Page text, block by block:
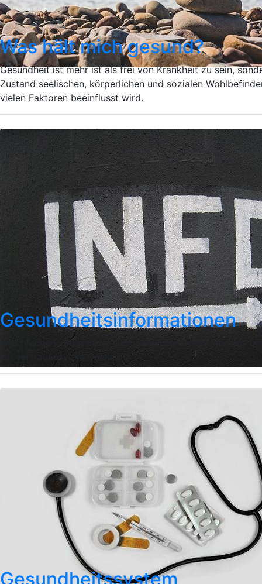
Was hält mich gesund?
Gesundheit ist mehr ist als frei von Krankheit zu sein,
Zustand seelischen, körperlichen und sozialen
vielen Faktoren beeinflusst wird.
Gesundheitsinformationen
Was machen verlässliche Gesundheitsinformationen aus
ich vertrauensvolle Quellen?
Gesundheitssystem